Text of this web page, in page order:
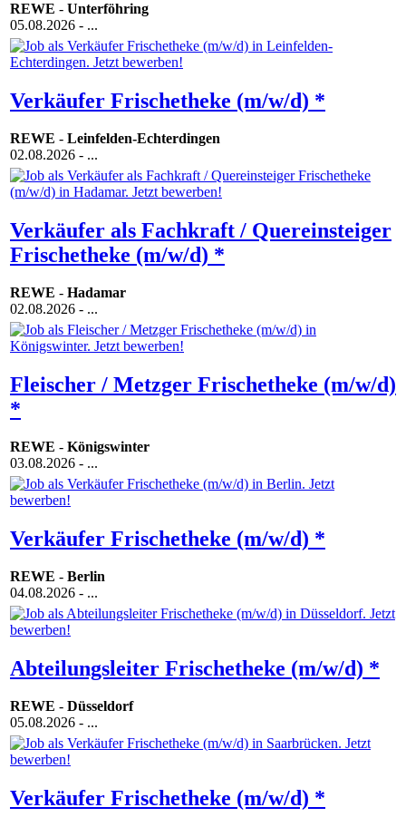
REWE - Unterföhring
05.08.2026 - ...
Verkäufer Frischetheke (m/w/d) *
REWE - Leinfelden-Echterdingen
02.08.2026 - ...
Verkäufer als Fachkraft / Quereinsteiger
Frischetheke (m/w/d) *
REWE - Hadamar
02.08.2026 - ...
Fleischer / Metzger Frischetheke (m/w/d)
*
REWE - Königswinter
03.08.2026 - ...
Verkäufer Frischetheke (m/w/d) *
REWE - Berlin
04.08.2026 - ...
Abteilungsleiter Frischetheke (m/w/d) *
REWE - Düsseldorf
05.08.2026 - ...
Verkäufer Frischetheke (m/w/d) *